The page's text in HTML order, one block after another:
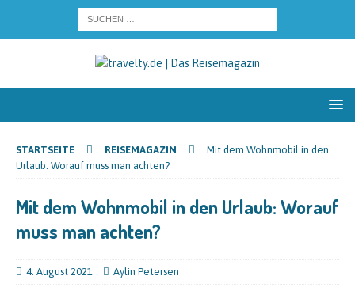
STARTSEITE REISEMAGAZIN
Mit dem Wohnmobil in den
Urlaub: Worauf muss man achten?
Mit dem Wohnmobil in den Urlaub: Worauf
muss man achten?
4. August 2021 Aylin Petersen